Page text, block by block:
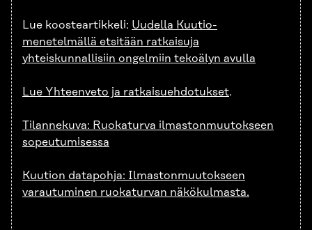
Lue koosteartikkeli: Uudella Kuutio-
menetelmällä etsitään ratkaisuja
yhteiskunnallisiin ongelmiin tekoälyn avulla
Lue Yhteenveto ja ratkaisuehdotukset.
Tilannekuva: Ruokaturva ilmastonmuutokseen
sopeutumisessa
Kuution datapohja: Ilmastonmuutokseen
varautuminen ruokaturvan näkökulmasta.